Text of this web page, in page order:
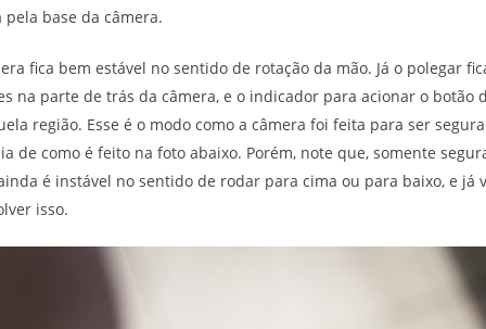
base da câmera.
fica bem estável no sentido de rotação da mão. Já o polegar
na parte de trás da câmera, e o indicador para acionar o botão
região. Esse é o modo como a câmera foi feita para ser
de como é feito na foto abaixo. Porém, note que, somente
é instável no sentido de rodar para cima ou para baixo, e já
isso.